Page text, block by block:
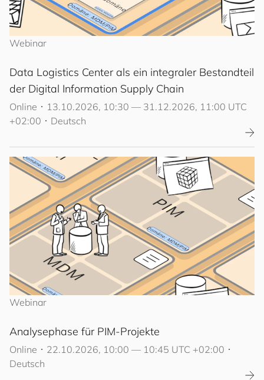
Webinar
Data Logistics Center als ein integraler Bestandteil
der Digital Information Supply Chain
Online ･ 13.10.2026, 10:30 — 31.12.2026, 11:00 UTC
+02:00 ･ Deutsch
Webinar
Analysephase für PIM-Projekte
Online ･ 22.10.2026, 10:00 — 10:45 UTC +02:00 ･
Deutsch